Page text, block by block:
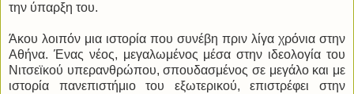
την ύπαρξη του.
Άκου λοιπόν μια ιστορία που συνέβη πριν λίγα χρόνια στην
Αθήνα. Ένας νέος, μεγαλωμένος μέσα στην ιδεολογία του
Νιτσεϊκού υπερανθρώπου, σπουδασμένος σε μεγάλο και με
ιστορία πανεπιστήμιο του εξωτερικού, επιστρέφει στην